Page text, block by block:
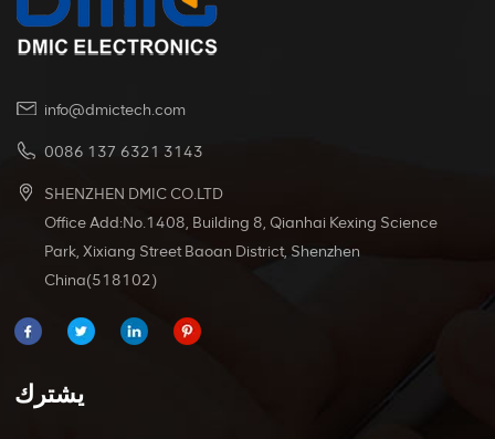
info@dmictech.com
0086 137 6321 3143
SHENZHEN DMIC CO.LTD
Office Add:No.1408, Building 8, Qianhai Kexing Science
Park, Xixiang Street Baoan District, Shenzhen
China(518102)
يشترك